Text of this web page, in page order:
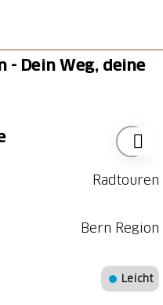
- Dein Weg, deine
Radtouren
Bern Region
Leicht